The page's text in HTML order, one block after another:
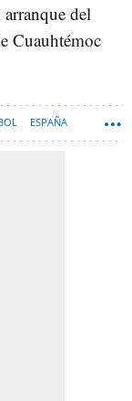
del
Cuauhtémoc
ESPAÑA